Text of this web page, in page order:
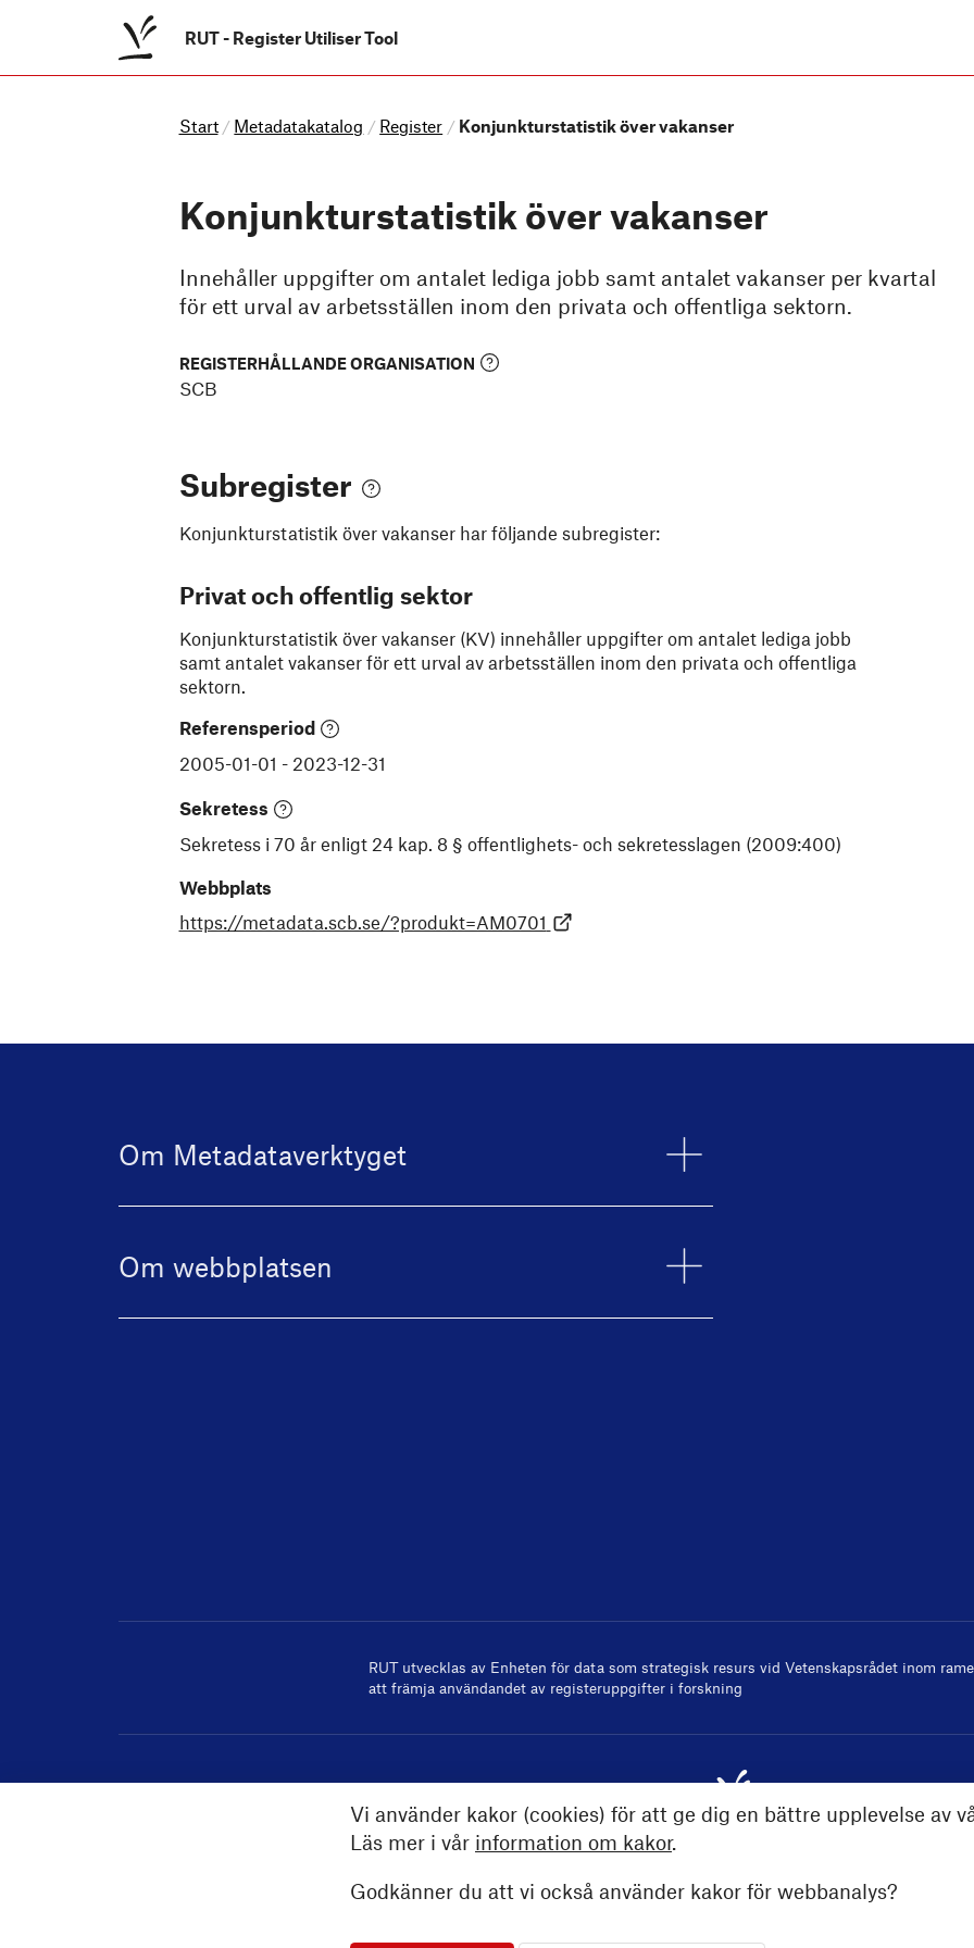
Vi använder kakor (cookies) för att ge dig en bättre upplevelse av
Läs mer i vår information om kakor.
Godkänner du att vi också använder kakor för webbanalys?
RUT- Register Utiliser Tool
Start / Metadatakatalog / Register / Konjunkturstatistik över vakanser
Konjunkturstatistik över vakanser
Innehåller uppgifter om antalet lediga jobb samt antalet vakanser per kvartal
för ett urval av arbetsställen inom den privata och offentliga sektorn.
REGISTERHÅLLANDE ORGANISATION
SCB
Subregister
Konjunkturstatistik över vakanserhar följande subregister:
Privat och offentlig sektor
Konjunkturstatistik över vakanser (KV) innehåller uppgifter om antalet lediga jobb
samt antalet vakanser för ett urval av arbetsställen inom den privata och offentliga
sektorn.
Referensperiod
2005-01-01 - 2023-12-31
Sekretess
Sekretess i 70 år enligt 24 kap. 8 § offentlighets- och sekretesslagen (2009:400)
Webbplats
https://metadata.scb.se/?produkt=AM0701
Om Metadataverktyget
Om webbplatsen
RUT utvecklas av Enheten för data som strategisk resurs vid Vetenskapsrådet inom
att främja användandet av registeruppgifter i forskning